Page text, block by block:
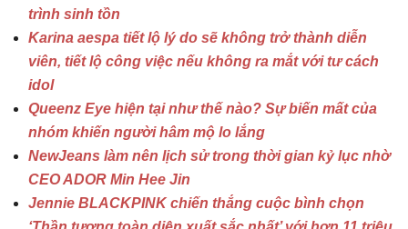
trình sinh tồn
Karina aespa tiết lộ lý do sẽ không trở thành diễn
viên, tiết lộ công việc nếu không ra mắt với tư cách
idol
Queenz Eye hiện tại như thế nào? Sự biến mất của
nhóm khiến người hâm mộ lo lắng
NewJeans làm nên lịch sử trong thời gian kỷ lục nhờ
CEO ADOR Min Hee Jin
Jennie BLACKPINK chiến thắng cuộc bình chọn